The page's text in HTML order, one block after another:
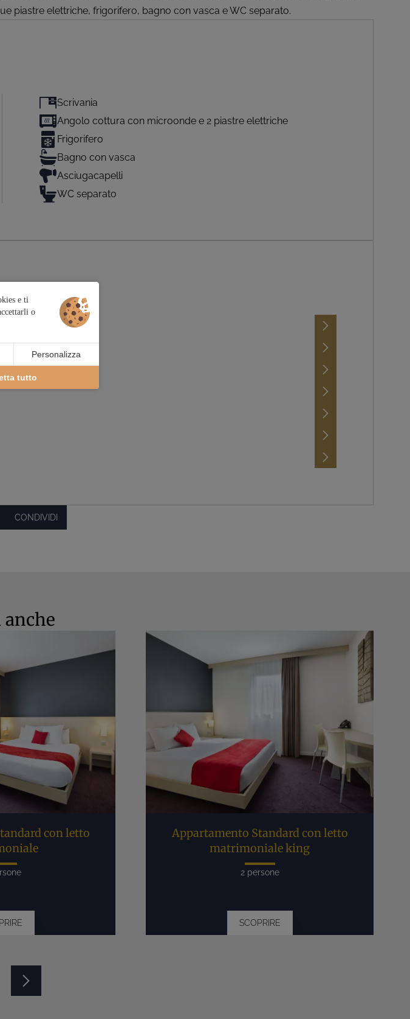
piastre elettriche, frigorifero, bagno con vasca e WC separato.
Scrivania
Angolo cottura con microonde e 2 piastre elettriche
Frigorifero
Bagno con vasca
Asciugacapelli
WC separato
CONDIVIDI
anche
con letto
Appartamento Standard con letto
matrimoniale king
2 persone
SCOPRIRE
e ti
o
tutto
Personalizza